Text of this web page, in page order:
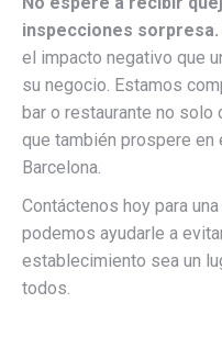
inspecciones sorpresa.
el impacto negativo que
su negocio. Estamos
bar o restaurante no solo
que también prospere
Barcelona.
Contáctenos hoy para
podemos ayudarle a
establecimiento sea un
todos.